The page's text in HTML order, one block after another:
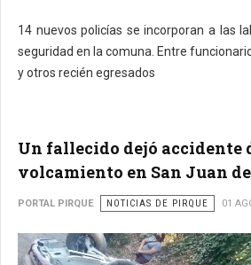
14 nuevos policías se incorporan a las
seguridad en la comuna. Entre
y otros recién egresados
Un fallecido dejó accidente
volcamiento en San Juan
PORTAL PIRQUE NOTICIAS DE PIRQUE 01